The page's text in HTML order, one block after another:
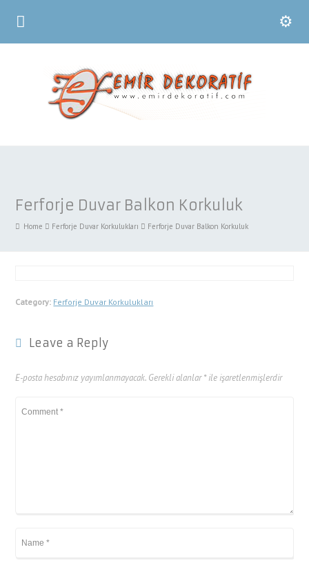
Ferforje Duvar Balkon Korkuluk
Home Ferforje Duvar Korkulukları Ferforje Duvar Balkon Korkuluk
Category: Ferforje Duvar Korkulukları
Leave a Reply
E-posta hesabınız yayımlanmayacak. Gerekli alanlar*ile işaretlenmişlerdir